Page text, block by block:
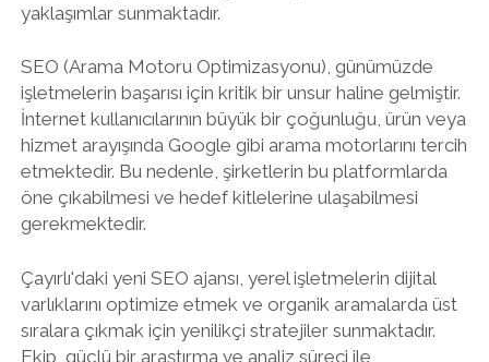
yaklaşımlar sunmaktadır.
SEO (Arama Motoru Optimizasyonu), günümüzde
işletmelerin başarısı için kritik bir unsur haline gelmiştir.
İnternet kullanıcılarının büyük bir çoğunluğu, ürün veya
hizmet arayışında Google gibi arama motorlarını tercih
etmektedir. Bu nedenle, şirketlerin bu platformlarda
öne çıkabilmesi ve hedef kitlelerine ulaşabilmesi
gerekmektedir.
Çayırlı'daki yeni SEO ajansı, yerel işletmelerin dijital
varlıklarını optimize etmek ve organik aramalarda üst
sıralara çıkmak için yenilikçi stratejiler sunmaktadır.
Ekip, güçlü bir araştırma ve analiz süreci ile